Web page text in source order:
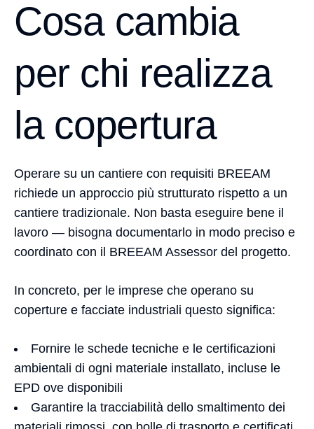
Cosa cambia
per chi realizza
la copertura
Operare su un cantiere con requisiti BREEAM
richiede un approccio più strutturato rispetto a un
cantiere tradizionale. Non basta eseguire bene il
lavoro — bisogna documentarlo in modo preciso e
coordinato con il BREEAM Assessor del progetto.
In concreto, per le imprese che operano su
coperture e facciate industriali questo significa:
Fornire le schede tecniche e le certificazioni
ambientali di ogni materiale installato, incluse le
EPD ove disponibili
Garantire la tracciabilità dello smaltimento dei